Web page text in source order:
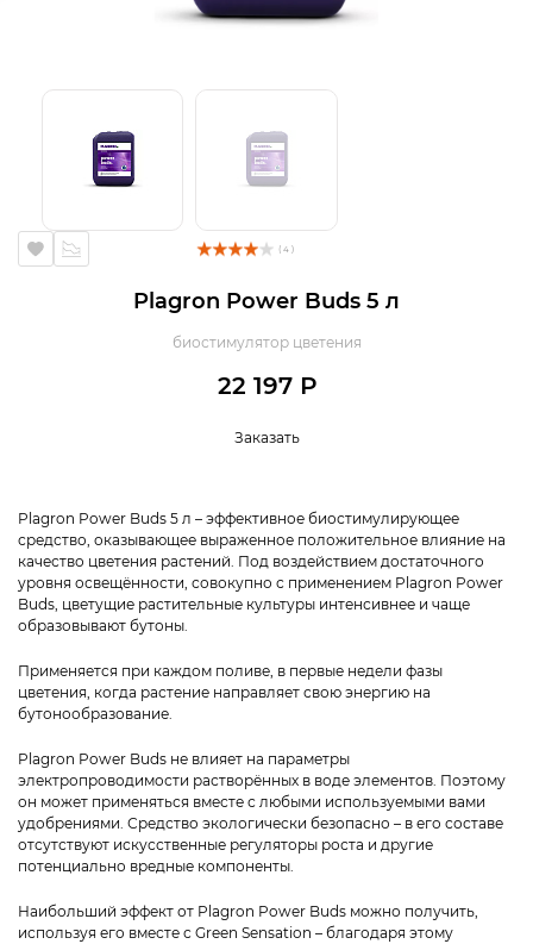
( 4 )
Plagron Power Buds 5 л
биостимулятор цветения
22 197 Р
Заказать
Plagron Power Buds 5 л – эффективное биостимулирующее
средство, оказывающее выраженное положительное влияние на
качество цветения растений. Под воздействием достаточного
уровня освещённости, совокупно с применением Plagron Power
Buds, цветущие растительные культуры интенсивнее и чаще
образовывают бутоны.
Применяется при каждом поливе, в первые недели фазы
цветения, когда растение направляет свою энергию на
бутонообразование.
Plagron Power Buds не влияет на параметры
электропроводимости растворённых в воде элементов. Поэтому
он может применяться вместе с любыми используемыми вами
удобрениями. Средство экологически безопасно – в его составе
отсутствуют искусственные регуляторы роста и другие
потенциально вредные компоненты.
Наибольший эффект от Plagron Power Buds можно получить,
используя его вместе с Green Sensation – благодаря этому